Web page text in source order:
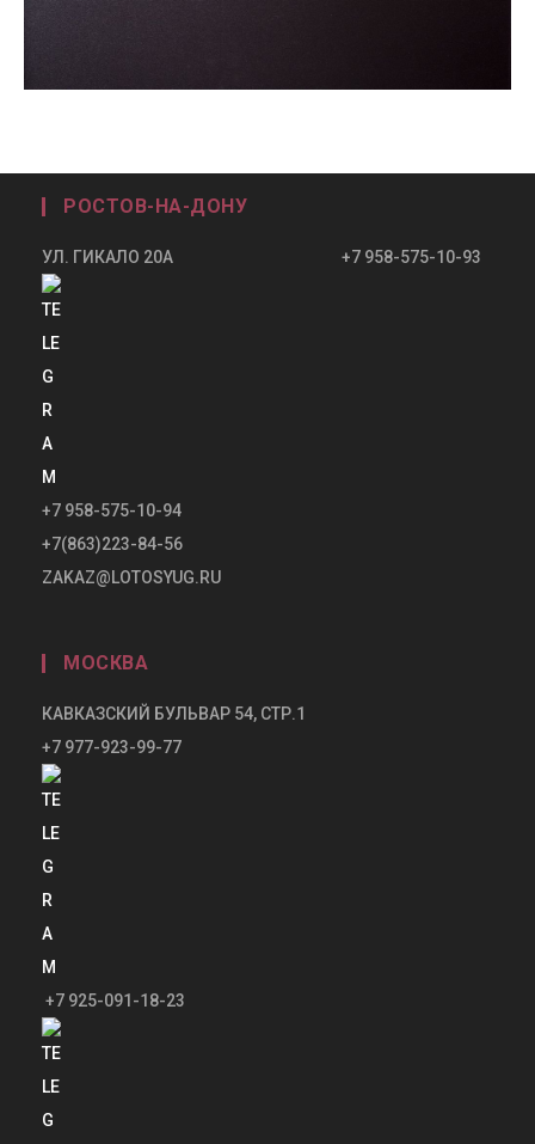
РОСТОВ-НА-ДОНУ
УЛ. ГИКАЛО 20А +7 958-575-10-93
+7 958-575-10-94
+7(863)223-84-56
ZAKAZ@LOTOSYUG.RU
МОСКВА
КАВКАЗСКИЙ БУЛЬВАР 54, СТР.1
+7 977-923-99-77
+7 925-091-18-23